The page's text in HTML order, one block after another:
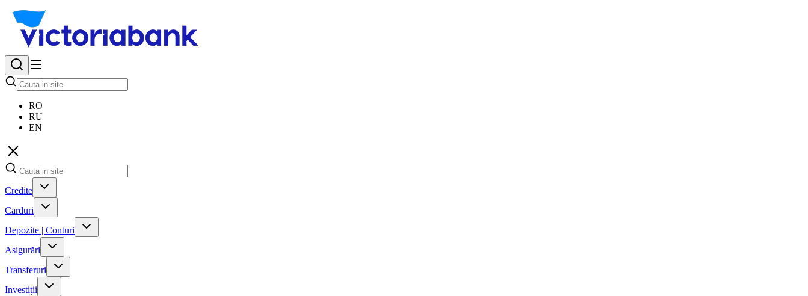
RO
RU
EN
Credite
Carduri
Depozite | Conturi
Asigurări
Transferuri
Investiții